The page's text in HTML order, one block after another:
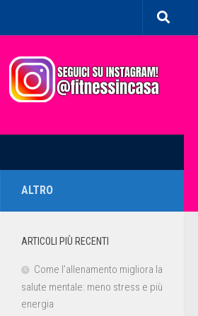
ALTRO
ARTICOLI PIÙ RECENTI
Come l’allenamento migliora la
salute mentale: meno stress e più
energia